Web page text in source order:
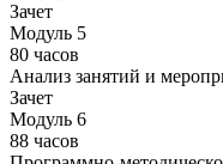
Зачет
Модуль 5
80 часов
Анализ занятий и
Зачет
Модуль 6
88 часов